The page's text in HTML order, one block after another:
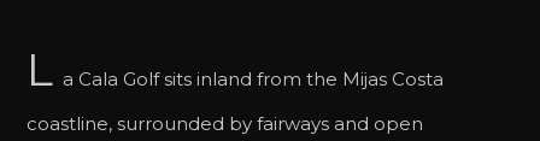
L a Cala Golf sits inland from the Mijas Costa
coastline, surrounded by fairways and open